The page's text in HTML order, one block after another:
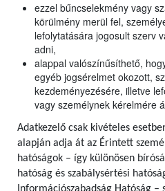
ezzel bűncselekmény vagy
körülmény merül fel,
lefolytatására jogosult szerv
adni,
alappal valószínűsíthető,
egyéb jogsérelmet okozott,
kezdeményezésére, illetve
vagy személynek kérelmére
Adatkezelő csak kivételes
alapján adja át az Érintett
hatóságok – így különösen
hatóság és szabálysértési